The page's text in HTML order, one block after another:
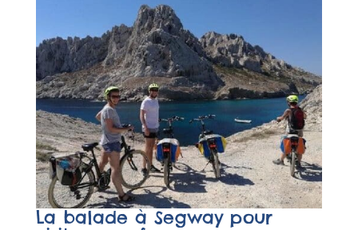
La balade à Segway pour